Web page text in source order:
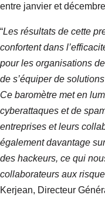
entre janvier et
“Les résultats de cette
confortent dans
pour les organisations
de s’équiper de
Ce baromètre met en
cyberattaques et de
entreprises et leurs
également davantage
des hackeurs, ce qui
collaborateurs aux
Kerjean, Directeur